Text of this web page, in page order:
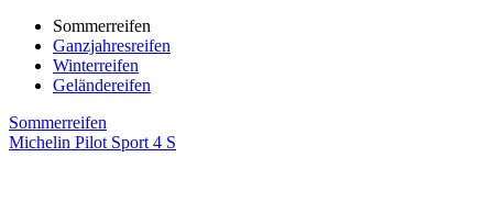
Sommerreifen
Ganzjahresreifen
Winterreifen
Geländereifen
Sommerreifen
Michelin Pilot Sport 4 S